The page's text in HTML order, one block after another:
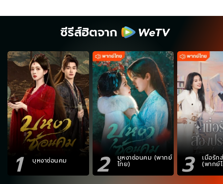
ซีรีส์ฮิตจาก
1 บุหงาซ่อนคม 2 บุหงาซ่อนคม (พากย์
ไทย) 3 เมื่อรัก
(พากย์